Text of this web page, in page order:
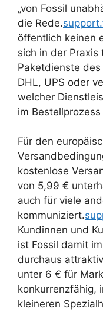
„von Fossil
die Rede.
öffentlich keinen
sich in der
Paketdienste
DHL, UPS oder
welcher
im
Für den
kostenlose
von 5,99 €
auch für viele
kommuniziert.
Kundinnen und
ist Fossil damit
durchaus
unter 6 € für
konkurrenzfähig,
kleineren